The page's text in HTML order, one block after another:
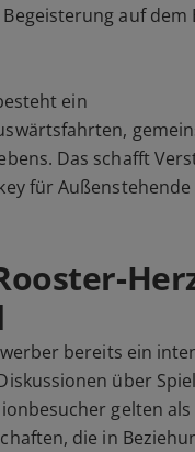
auf dem
ein
Das schafft
für Außenstehende
bereits ein
über
gelten als
die in